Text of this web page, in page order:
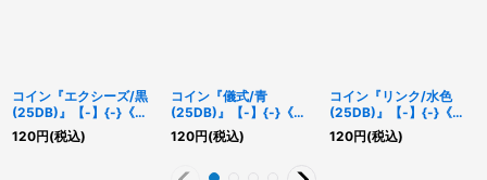
コイン『エクシーズ/黒
(25DB)』【-】{-}《そ
の他》
120円(税込)
コイン『儀式/青
(25DB)』【-】{-}《そ
の他》
120円(税込)
コイン『リンク/水色
(25DB)』【-】{-}《そ
の他》
120円(税込)